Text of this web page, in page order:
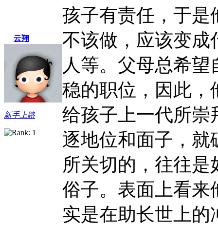
云翔
新手上路
孩子有责任，于是
不该做，应该变成
人等。父母总希
稳的职位，因此，
给孩子上一代所崇
逐地位和面子，就
所关切的，往往
俗子。表面上看来
实是在助长世上